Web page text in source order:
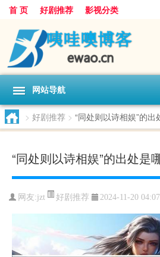
首 页 好剧推荐 影视分类
网站导航
> 好剧推荐 > “同处则以诗相娱”的出
“同处则以诗相娱”的出处是
网友:jzt 好剧推荐 2024-11-20